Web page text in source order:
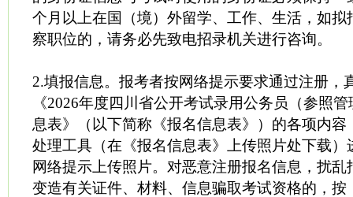
个月以上在国（境）外留学、工作、生活，如拟
察职位的，请务必先致电招录机关进行咨询。
2.填报信息。报考者按网络提示要求通过注册，
《2026年度四川省公开考试录用公务员（参照
息表》（以下简称《报名信息表》）的各项内容
处理工具（在《报名信息表》上传照片处下载）
网络提示上传照片。对恶意注册报名信息，扰
变造有关证件、材料、信息骗取考试资格的，按